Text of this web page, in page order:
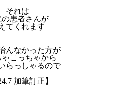
それは
の患者さんが
てくれます
んなかった方が
ゃこっちゃから
らっしゃるので
加筆訂正】